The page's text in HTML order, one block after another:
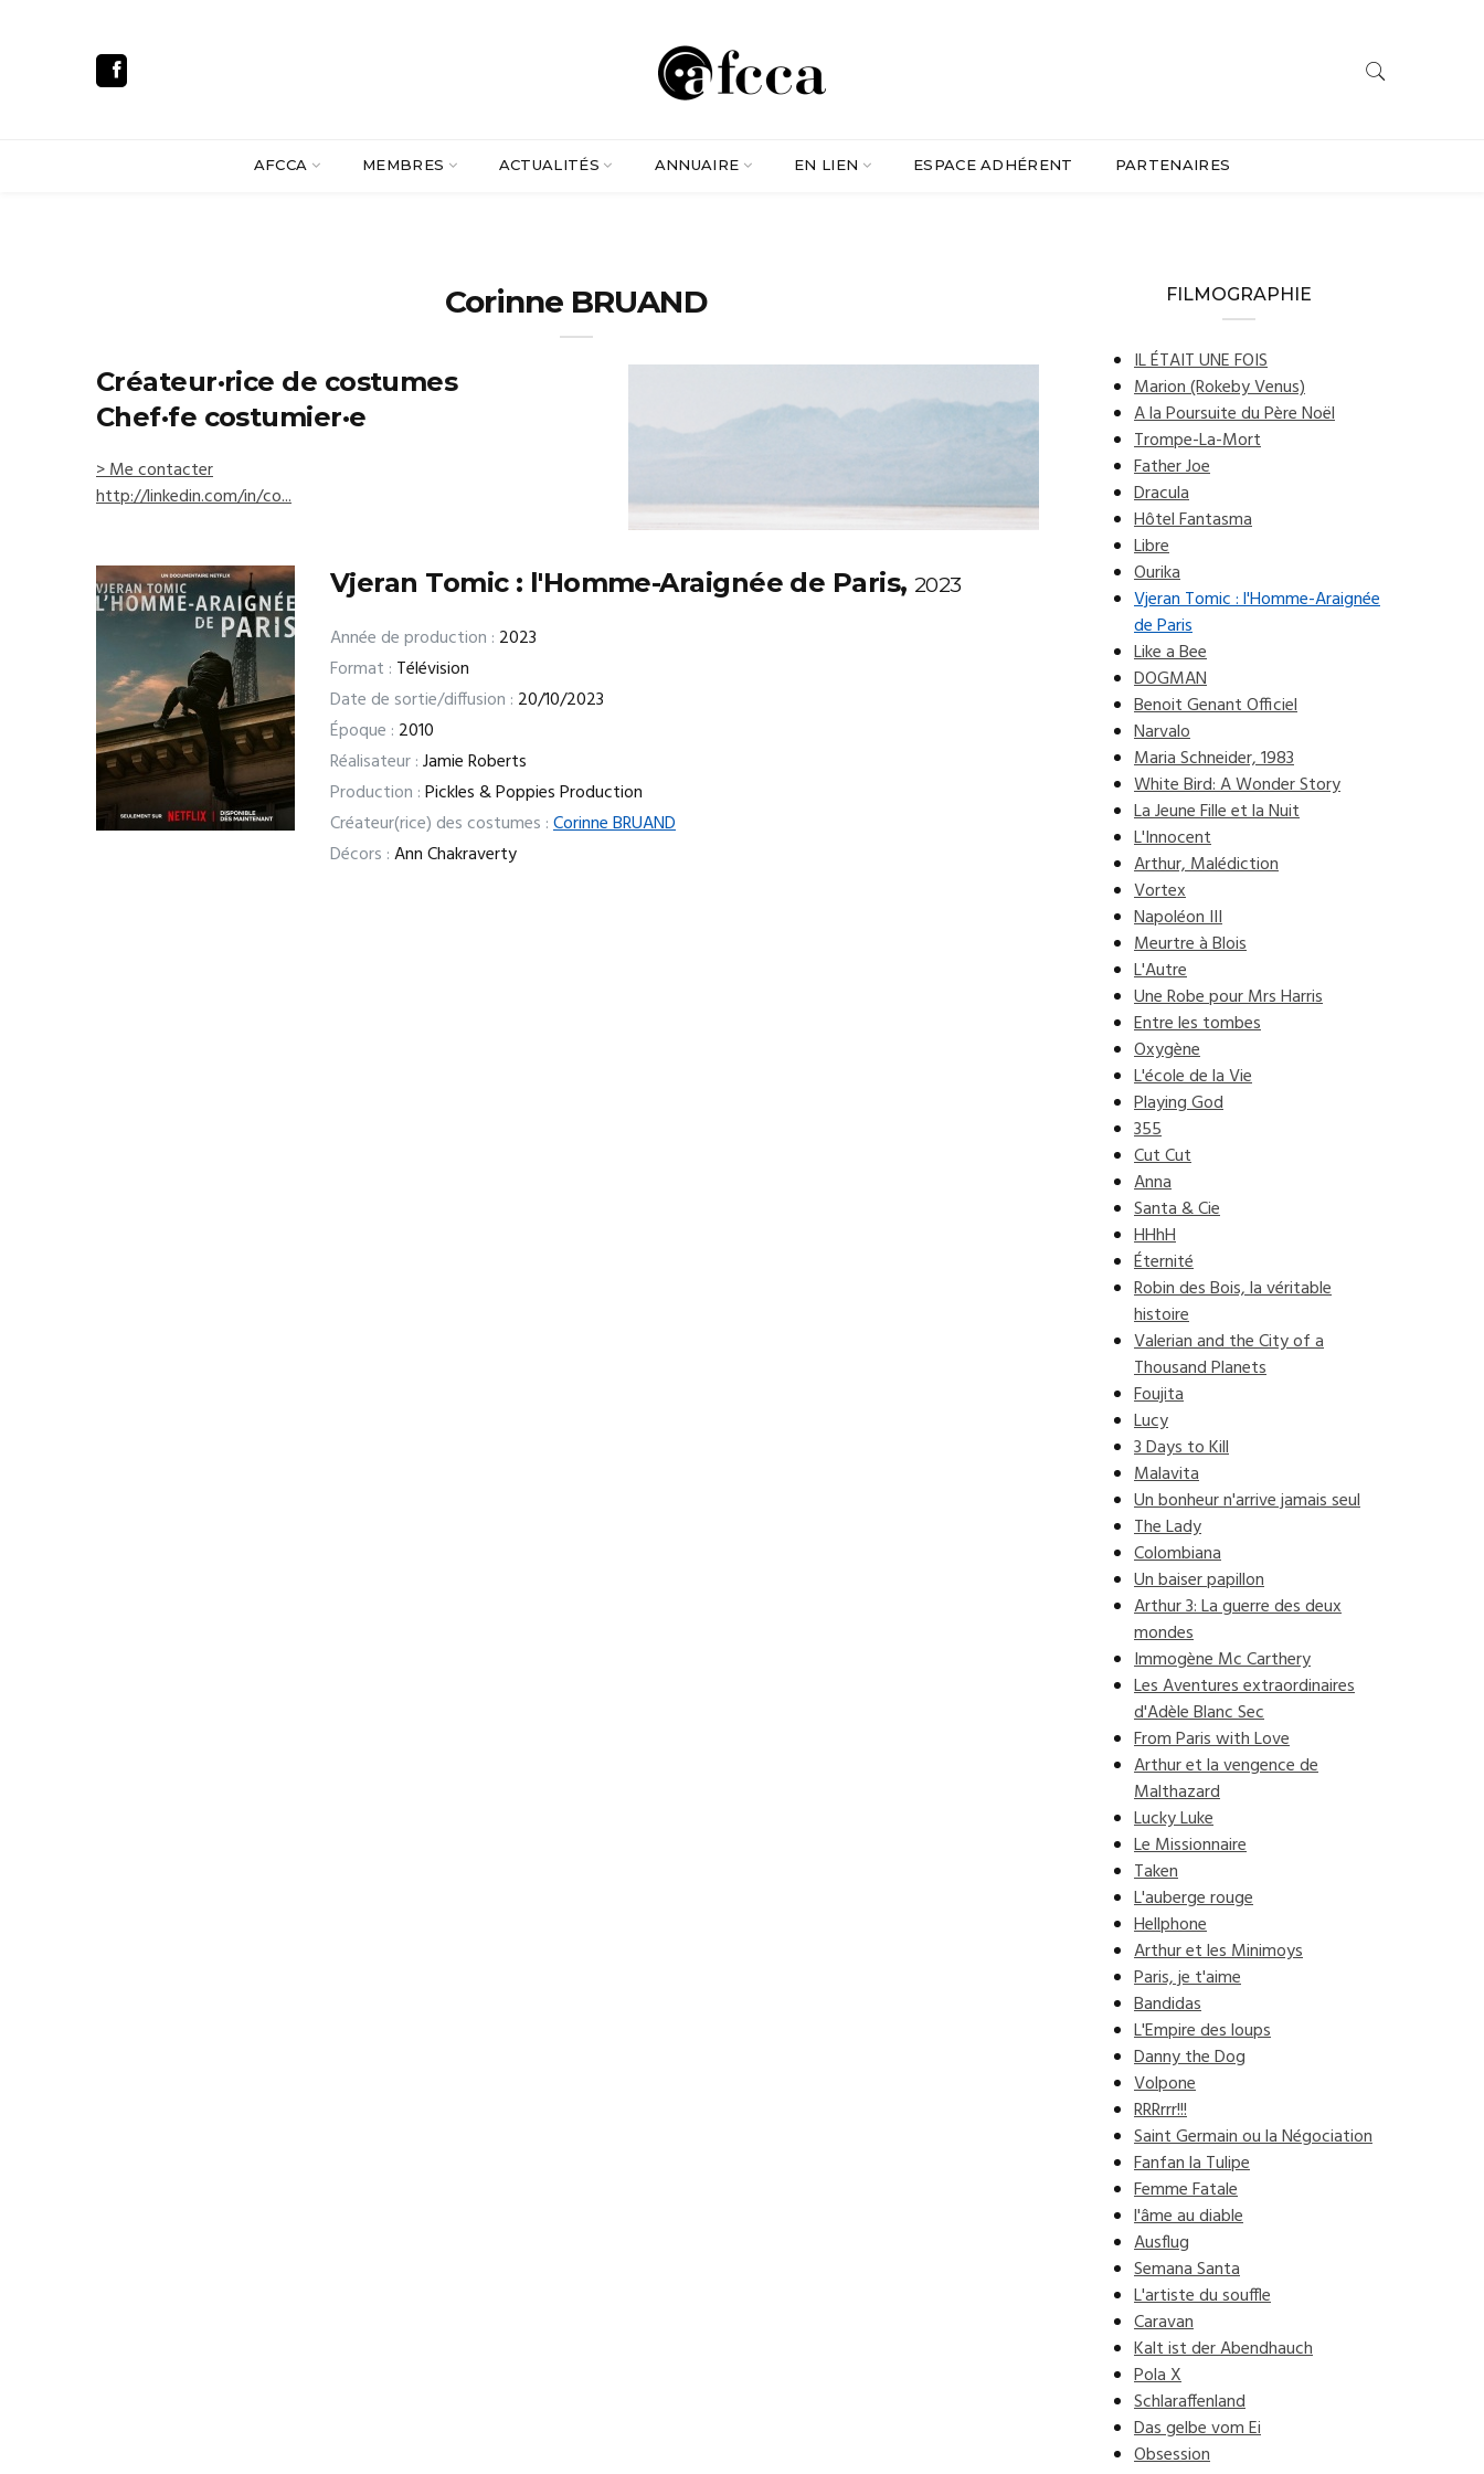
AFCCA MEMBRES ACTUALITÉS ANNUAIRE EN LIEN ESPACE ADHÉRENT PARTENAIRES
Corinne BRUAND
Créateur·rice de costumes
Chef·fe costumier·e
> Me contacter
http://linkedin.com/in/co...
Vjeran Tomic : l'Homme-Araignée de Paris, 2023
Année de production : 2023
Format : Télévision
Date de sortie/diffusion : 20/10/2023
Époque : 2010
Réalisateur :Jamie Roberts
Production :Pickles & Poppies Production
Créateur(rice) des costumes :Corinne BRUAND
Décors :Ann Chakraverty
FILMOGRAPHIE
IL ÉTAIT UNE FOIS
Marion (Rokeby Venus)
A la Poursuite du Père Noël
Trompe-La-Mort
Father Joe
Dracula
Hôtel Fantasma
Libre
Ourika
Vjeran Tomic : l'Homme-Araignée
de Paris
Like a Bee
DOGMAN
Benoit Genant Officiel
Narvalo
Maria Schneider, 1983
White Bird: A Wonder Story
La Jeune Fille et la Nuit
L'Innocent
Arthur, Malédiction
Vortex
Napoléon III
Meurtre à Blois
L'Autre
Une Robe pour Mrs Harris
Entre les tombes
Oxygène
L'école de la Vie
Playing God
355
Cut Cut
Anna
Santa & Cie
HHhH
Éternité
Robin des Bois, la véritable
histoire
Valerian and the City of a
Thousand Planets
Foujita
Lucy
3 Days to Kill
Malavita
Un bonheur n'arrive jamais seul
The Lady
Colombiana
Un baiser papillon
Arthur 3: La guerre des deux
mondes
Immogène Mc Carthery
Les Aventures extraordinaires
d'Adèle Blanc Sec
From Paris with Love
Arthur et la vengence de
Malthazard
Lucky Luke
Le Missionnaire
Taken
L'auberge rouge
Hellphone
Arthur et les Minimoys
Paris, je t'aime
Bandidas
L'Empire des loups
Danny the Dog
Volpone
RRRrrr!!!
Saint Germain ou la Négociation
Fanfan la Tulipe
Femme Fatale
l'âme au diable
Ausflug
Semana Santa
L'artiste du souffle
Caravan
Kalt ist der Abendhauch
Pola X
Schlaraffenland
Das gelbe vom Ei
Obsession